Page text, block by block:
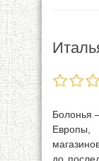
Болонья